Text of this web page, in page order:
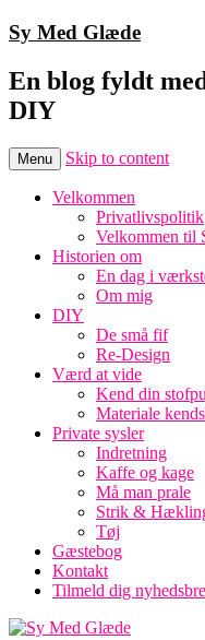
Sy Med Glæde
En blog fyldt
DIY
Menu Skip to content
Velkommen
Privatlivspolitik
Velkommen til
Historien om
En dag i
Om mig
DIY
De små fif
Re-Design
Værd at vide
Kend din
Materiale
Private sysler
Indretning
Kaffe og kage
Må man prale
Strik &
Tøj
Gæstebog
Kontakt
Tilmeld dig